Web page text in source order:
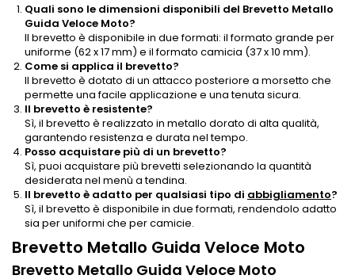
Quali sono le dimensioni disponibili del Brevetto Metallo
Guida Veloce Moto?
Il brevetto è disponibile in due formati: il formato grande per
uniforme (62 x 17 mm) e il formato camicia (37 x 10 mm).
Come si applica il brevetto?
Il brevetto è dotato di un attacco posteriore a morsetto che
permette una facile applicazione e una tenuta sicura.
Il brevetto è resistente?
Sì, il brevetto è realizzato in metallo dorato di alta qualità,
garantendo resistenza e durata nel tempo.
Posso acquistare più di un brevetto?
Sì, puoi acquistare più brevetti selezionando la quantità
desiderata nel menù a tendina.
Il brevetto è adatto per qualsiasi tipo di abbigliamento?
Sì, il brevetto è disponibile in due formati, rendendolo adatto
sia per uniformi che per camicie.
Brevetto Metallo Guida Veloce Moto
Brevetto Metallo Guida Veloce Moto